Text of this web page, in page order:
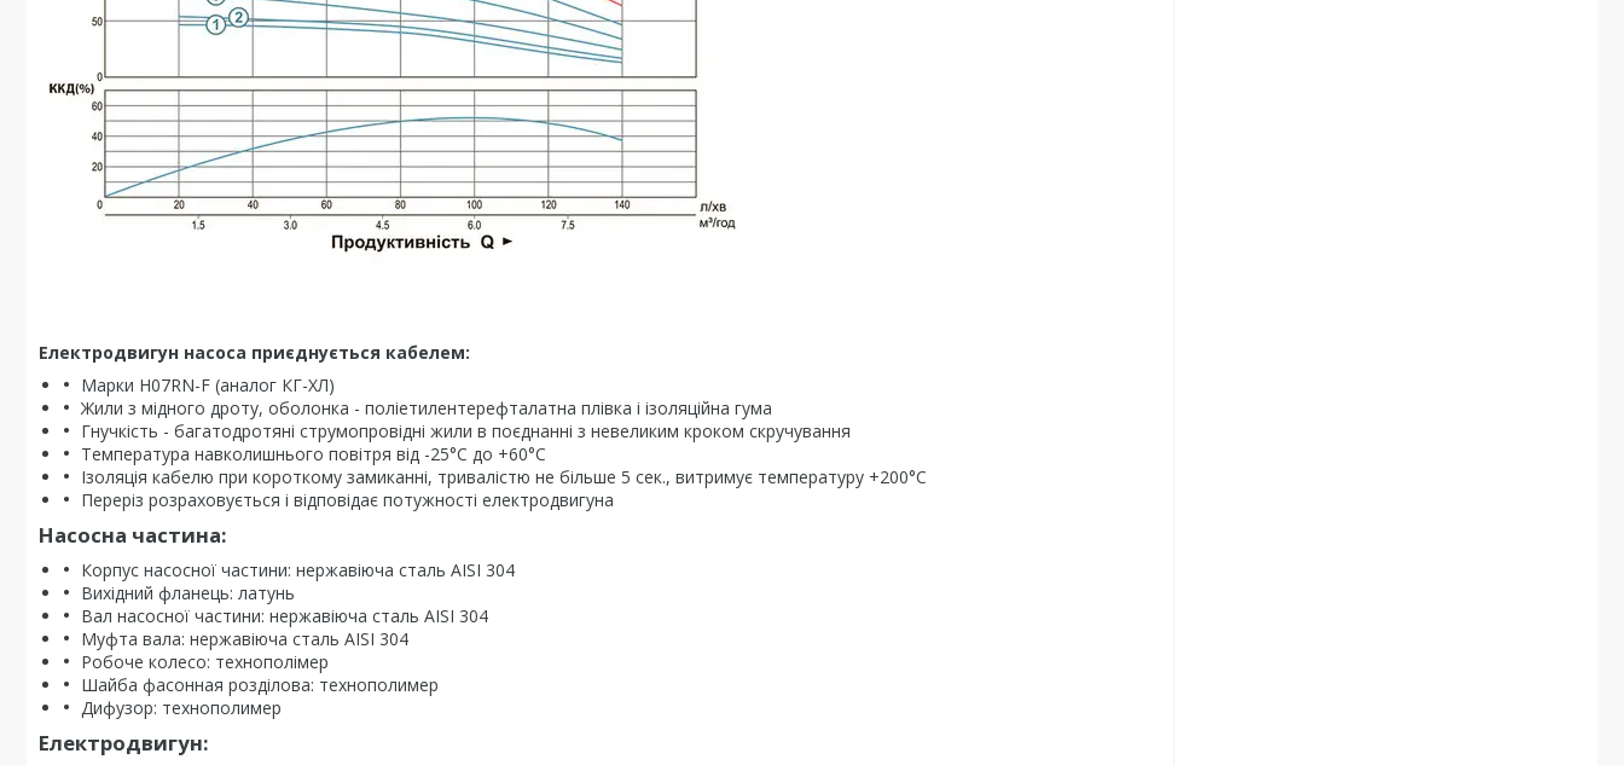
Електродвигун насоса приєднується кабелем:
Марки H07RN-F (аналог КГ-ХЛ)
Жили з мідного дроту, оболонка - поліетилентерефталатна плівка і ізоляційна гума
Гнучкість - багатодротяні струмопровідні жили в поєднанні з невеликим кроком скручування
Температура навколишнього повітря від -25°C до +60°C
Ізоляція кабелю при короткому замиканні, тривалістю не більше 5 сек., витримує температуру +200°C
Переріз розраховується і відповідає потужності електродвигуна
Насосна частина:
Корпус насосної частини: нержавіюча сталь AISI 304
Вихідний фланець: латунь
Вал насосної частини: нержавіюча сталь AISI 304
Муфта вала: нержавіюча сталь AISI 304
Робоче колесо: технополімер
Шайба фасонная розділова: технополимер
Дифузор: технополимер
Електродвигун: